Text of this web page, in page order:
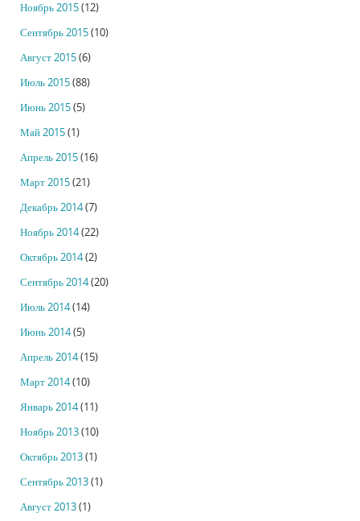
Ноябрь 2015(12)
Сентябрь 2015(10)
Август 2015(6)
Июль 2015(88)
Июнь 2015(5)
Май 2015(1)
Апрель 2015(16)
Март 2015(21)
Декабрь 2014(7)
Ноябрь 2014(22)
Октябрь 2014(2)
Сентябрь 2014(20)
Июль 2014(14)
Июнь 2014(5)
Апрель 2014(15)
Март 2014(10)
Январь 2014(11)
Ноябрь 2013(10)
Октябрь 2013(1)
Сентябрь 2013(1)
Август 2013(1)